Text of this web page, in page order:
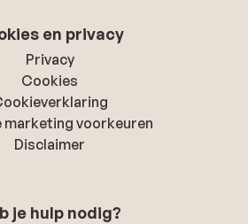
en privacy
Privacy
Cookies
marketing voorkeuren
Disclaimer
je hulp nodig?